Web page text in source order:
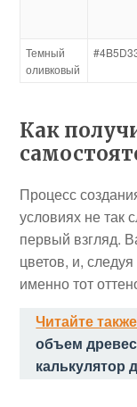
Темный
оливковый
Как
Процесс
условиях не так
первый взгляд.
цветов, и,
именно тот
Читайте
объем
калькулятор